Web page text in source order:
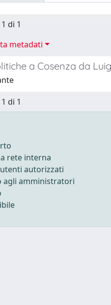
di 1
metadati
a Cosenza da
di 1
rete interna
autorizzati
agli amministratori